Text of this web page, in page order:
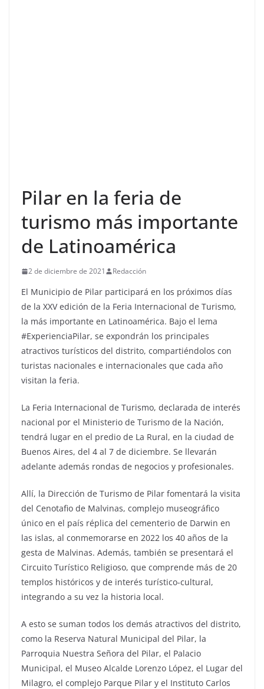
Pilar en la feria de
turismo más importante
de Latinoamérica
2 de diciembre de 2021 Redacción
El Municipio de Pilar participará en los próximos días
de la XXV edición de la Feria Internacional de Turismo,
la más importante en Latinoamérica. Bajo el lema
#ExperienciaPilar, se expondrán los principales
atractivos turísticos del distrito, compartiéndolos con
turistas nacionales e internacionales que cada año
visitan la feria.
La Feria Internacional de Turismo, declarada de interés
nacional por el Ministerio de Turismo de la Nación,
tendrá lugar en el predio de La Rural, en la ciudad de
Buenos Aires, del 4 al 7 de diciembre. Se llevarán
adelante además rondas de negocios y profesionales.
Allí, la Dirección de Turismo de Pilar fomentará la visita
del Cenotafio de Malvinas, complejo museográfico
único en el país réplica del cementerio de Darwin en
las islas, al conmemorarse en 2022 los 40 años de la
gesta de Malvinas. Además, también se presentará el
Circuito Turístico Religioso, que comprende más de 20
templos históricos y de interés turístico-cultural,
integrando a su vez la historia local.
A esto se suman todos los demás atractivos del distrito,
como la Reserva Natural Municipal del Pilar, la
Parroquia Nuestra Señora del Pilar, el Palacio
Municipal, el Museo Alcalde Lorenzo López, el Lugar del
Milagro, el complejo Parque Pilar y el Instituto Carlos